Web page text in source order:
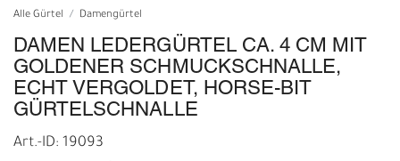
Alle Gürtel Damengürtel
DAMEN LEDERGÜRTEL CA. 4 CM MIT
GOLDENER SCHMUCKSCHNALLE,
ECHT VERGOLDET, HORSE-BIT
GÜRTELSCHNALLE
Art.-ID: 19093